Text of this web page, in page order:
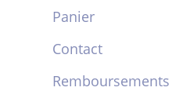
Panier
Contact
Remboursements